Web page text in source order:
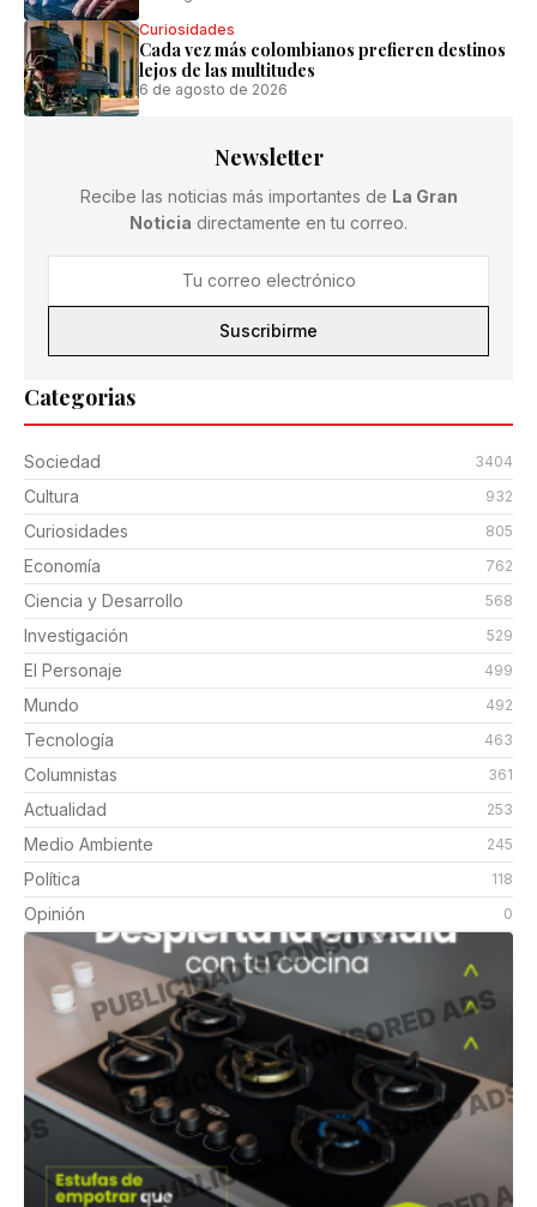
Curiosidades
Cada vez más colombianos prefieren destinos
lejos de las multitudes
6 de agosto de 2026
Categorias
Sociedad 3404
Cultura 932
Curiosidades 805
Economía 762
Ciencia y Desarrollo 568
Investigación 529
El Personaje 499
Mundo 492
Tecnología 463
Columnistas 361
Actualidad 253
Medio Ambiente 245
Política 118
Opinión 0
Newsletter
Recibe las noticias más importantes de La Gran
Noticia directamente en tu correo.
Suscribirme